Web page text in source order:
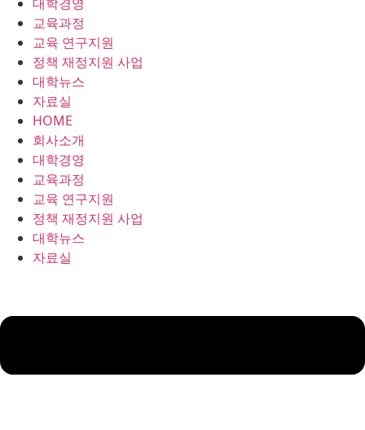
교육과정
교육 연구지원
정책 재정지원 사업
대학뉴스
자료실
HOME
회사소개
대학경영
교육과정
교육 연구지원
정책 재정지원 사업
대학뉴스
자료실